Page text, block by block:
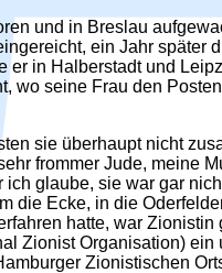
und in Breslau
ein Jahr später
er in Halberstadt und
wo seine Frau den
sie überhaupt nicht
frommer Jude, meine
ich glaube, sie war gar
die Ecke, in die
hatte, war
Zionist Organisation)
Zionistischen